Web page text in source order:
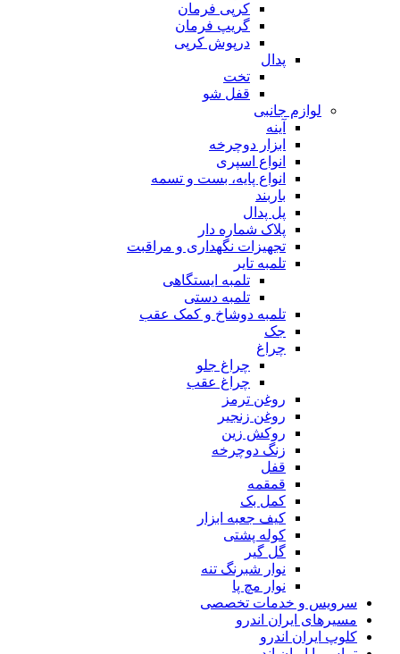
کرپی فرمان
گریپ فرمان
درپوش کرپی
پدال
تخت
قفل شو
لوازم جانبی
آینه
ابزار دوچرخه
انواع اسپری
انواع پایه، بست و تسمه
باربند
پل پدال
پلاک شماره دار
تجهیزات نگهداری و مراقبت
تلمبه تایر
تلمبه ایستگاهی
تلمبه دستی
تلمبه دوشاخ و کمک عقب
جک
چراغ
چراغ جلو
چراغ عقب
روغن ترمز
روغن زنجیر
روکش زین
زنگ دوچرخه
قفل
قمقمه
کمل بک
کیف جعبه ابزار
کوله پشتی
گل گیر
نوار شبرنگ تنه
نوار مچ پا
سرویس و خدمات تخصصی
مسیرهای ایران اندرو
کلوپ ایران اندرو